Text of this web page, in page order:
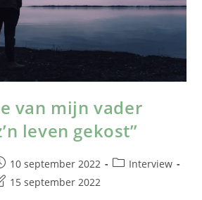
van mijn vader
leven gekost”
10 september 2022
Interview
15 september 2022